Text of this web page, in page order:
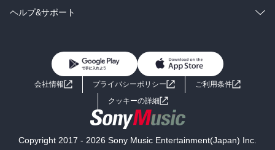
BL・TL
雑誌・グラビア
ラノベ
コミック
ライトノベル 男子向けラノベ
小説
海外小説
ヘルプ&サポート
よくあるご質問 お問い合わせ
会社情報 プライバシーポリシー
ご利用条件
クッキーの詳細
Copyright 2017 - 2026 Sony Music Entertainment(Japan) Inc.